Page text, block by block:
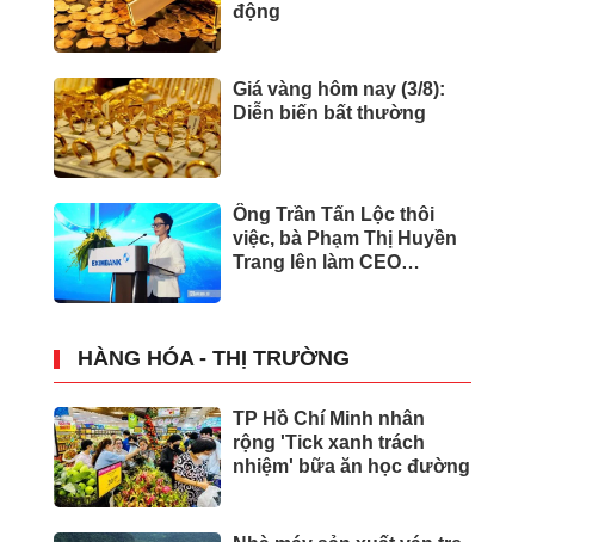
động
Giá vàng hôm nay (3/8):
Diễn biến bất thường
Ông Trần Tấn Lộc thôi
việc, bà Phạm Thị Huyền
Trang lên làm CEO
HÀNG HÓA - THỊ TRƯỜNG
TP Hồ Chí Minh nhân
rộng 'Tick xanh trách
nhiệm' bữa ăn học đường